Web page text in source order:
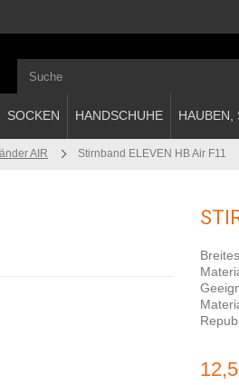
SOCKEN HANDSCHUHE HAUBEN,
AIR Stirnband ELEVEN HB Air F11